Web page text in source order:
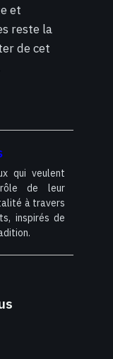
et
reste la
de cet
qui veulent
de leur
à travers
inspirés de